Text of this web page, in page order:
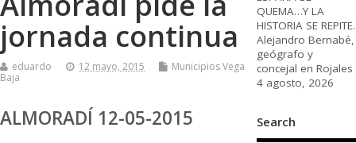
jornada continua
eduardo 12 mayo, 2015
Municipios Vega
Baja
ALMORADÍ 12-05-2015
QUEMA…Y LA
HISTORIA SE REPITE.
Alejandro Bernabé,
geógrafo y
concejal en Rojales
4 agosto, 2026
Search